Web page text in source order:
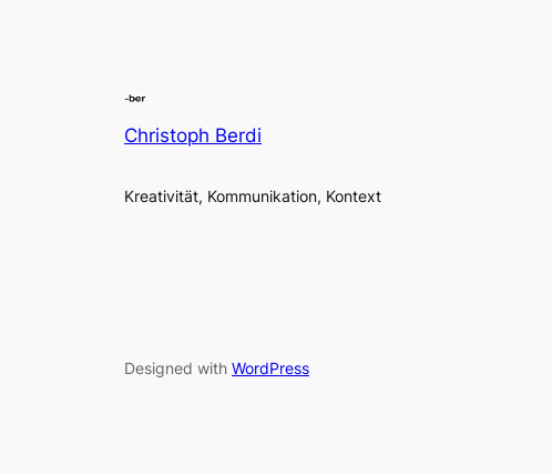
Christoph Berdi
Kreativität, Kommunikation, Kontext
Designed with WordPress